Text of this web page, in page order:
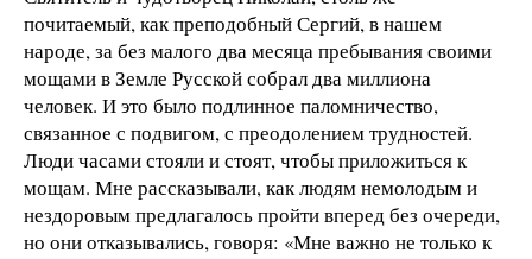
почитаемый, как преподобный Сергий, в нашем
народе, за без малого два месяца пребывания своими
мощами в Земле Русской собрал два миллиона
человек. И это было подлинное паломничество,
связанное с подвигом, с преодолением трудностей.
Люди часами стояли и стоят, чтобы приложиться к
мощам. Мне рассказывали, как людям немолодым и
нездоровым предлагалось пройти вперед без очереди,
но они отказывались, говоря: «Мне важно не только к